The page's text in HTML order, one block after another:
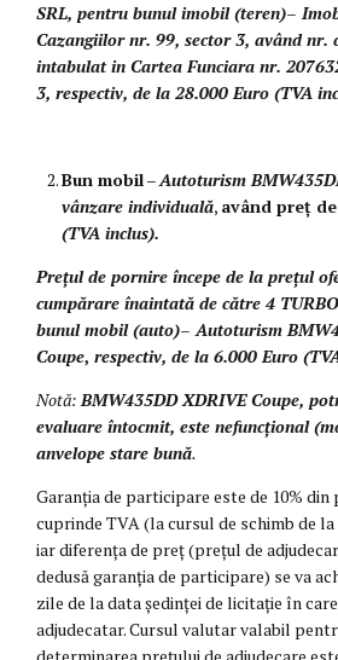
SRL, pentru bunul imobil (teren)–
Cazangiilor nr. 99, sector 3, având nr.
intabulat in Cartea Funciara nr.
3, respectiv, de la 28.000 Euro (TVA
Bun mobil–Autoturism BMW
vânzare individuală, având preț
(TVA inclus).
Prețul de pornire începe de la prețul
cumpărare înaintată de către 4
bunul mobil (auto)–Autoturism BMW
Coupe, respectiv, de la 6.000 Euro
Notă:BMW435DD XDRIVE Coupe,
evaluare întocmit, este nefuncțional
anvelope stare bună.
Garanția de participare este de 10%
cuprinde TVA (la cursul de schimb de
iar diferența de preț (prețul de
dedusă garanția de participare) se va
zile de la data ședinței de licitație în
adjudecatar. Cursul valutar valabil